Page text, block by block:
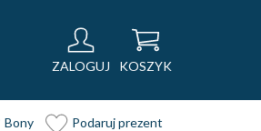
ZALOGUJ KOSZYK
Bony Podaruj prezent